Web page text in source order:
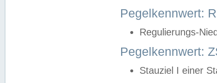
Pegelkennwert:
Regulierungs-
Pegelkennwert:
Stauziel I einer